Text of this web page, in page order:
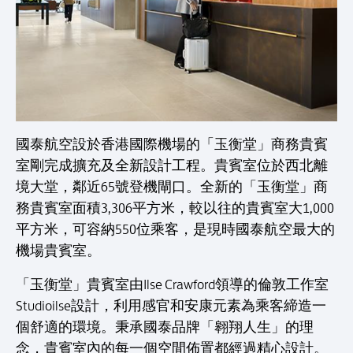
國泰航空設於香港國際機場的「玉衡堂」商務貴賓
室剛完成擴充及全新設計工程。貴賓室位於西北離
境大堂，鄰近65號登機閘口。全新的「玉衡堂」商
務貴賓室面積3,306平方米，較以往的貴賓室大1,000
平方米，可容納550位乘客，是現時國泰航空最大的
機場貴賓室。
「玉衡堂」貴賓室由Ilse Crawford領導的倫敦工作室
Studioilse設計，利用感官和安康元素為乘客締造一
個舒適的環境。秉承國泰品牌「翱翔人生」的理
念，貴賓室內的每一個空間佈置都經過精心設計。